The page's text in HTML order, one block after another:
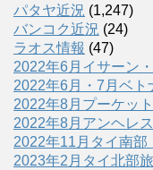
パタヤ近況 (1,247)
バンコク近況 (24)
ラオス情報 (47)
2022年6月イサーン
2022年6月・7月ベト
2022年8月プーケッ
2022年8月アンヘレ
2022年11月タイ南
2023年2月タイ北部